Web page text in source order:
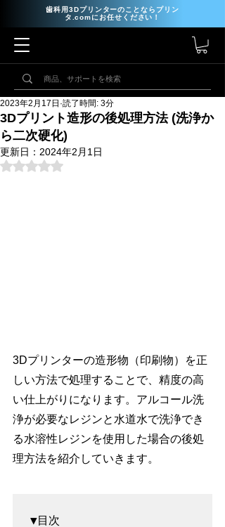
歯科用3Dプリンターのことならプリン
タ.comにお任せください！
3Dプリント造形の後処理方法 (洗浄か
ら二次硬化)
2023年2月17日 読了時間: 3分
更新日： 2024年2月1日
5つ星のうちNaNと評価されています。
3Dプリンターの造形物（印刷物）を正
しい方法で処理することで、精度の高
い仕上がりになります。アルコール洗
浄が必要なレジンと水道水で洗浄でき
る水溶性レジンを使用した場合の後処
理方法を紹介していきます。